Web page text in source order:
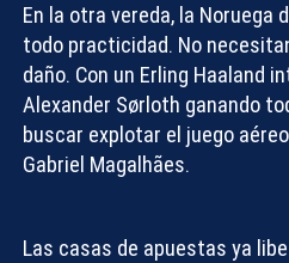
En la otra vereda, la Noruega
todo practicidad. No
daño. Con un Erling Haaland
Alexander Sørloth ganando
buscar explotar el juego
Gabriel Magalhães.
Las casas de apuestas ya
Compartir con: